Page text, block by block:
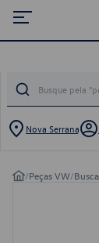
Nova Serrana
/Peças VW/